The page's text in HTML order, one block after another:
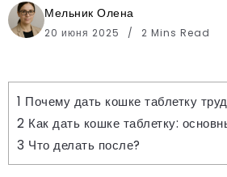
Мельник Олена
20 июня 2025 2 Mins Read
1 Почему дать кошке таблетку
2 Как дать кошке таблетку:
3 Что делать после?